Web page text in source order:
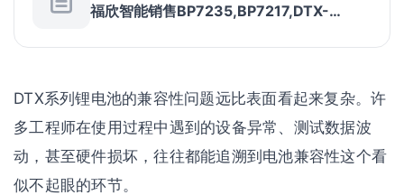
福欣智能销售BP7235,BP7217,DTX-
池
DTX系列锂电池的兼容性问题远比表面看起来复杂。许
多工程师在使用过程中遇到的设备异常、测试数据波
动，甚至硬件损坏，往往都能追溯到电池兼容性这个看
似不起眼的环节。